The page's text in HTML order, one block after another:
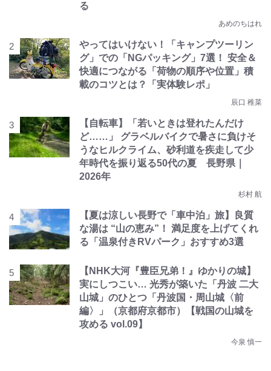
る
あめのちはれ
やってはいけない！「キャンプツーリン
グ」での「NGパッキング」7選！ 安全＆
快適につながる「荷物の順序や位置」積
載のコツとは？「実体験レポ」
辰口 稚菜
【自転車】「若いときは登れたんだけ
ど……」 グラベルバイクで暑さに負けそ
うなヒルクライム、砂利道を疾走して少
年時代を振り返る50代の夏 長野県｜
2026年
杉村 航
【夏は涼しい長野で「車中泊」旅】良質
な湯は “山の恵み”！ 満足度を上げてくれ
る「温泉付きRVパーク」おすすめ3選
【NHK大河『豊臣兄弟！』ゆかりの城】
実にしつこい… 光秀が築いた「丹波 二大
山城」のひとつ「丹波国・周山城〈前
編〉」（京都府京都市）【戦国の山城を
攻める vol.09】
今泉 慎一